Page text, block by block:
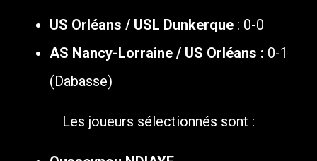
US Orléans / USL Dunkerque : 0-0
AS Nancy-Lorraine / US Orléans : 0-1
(Dabasse)
Les joueurs sélectionnés sont :